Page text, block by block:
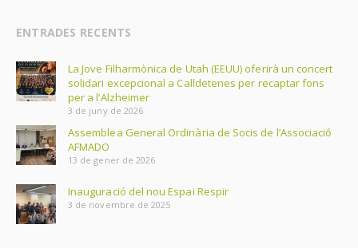
ENTRADES RECENTS
La Jove Filharmònica de Utah (EEUU) oferirà un concert
solidari excepcional a Calldetenes per recaptar fons
per a l’Alzheimer
3 de juny de 2026
Assemblea General Ordinària de Socis de l’Associació
AFMADO
13 de gener de 2026
Inauguració del nou Espai Respir
3 de novembre de 2025